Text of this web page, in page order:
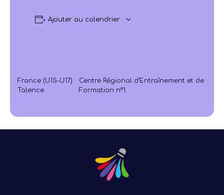
Ajouter au calendrier
France (U15-U17)
Talence
Centre Régional d’Entraînement et de
Formation n°1